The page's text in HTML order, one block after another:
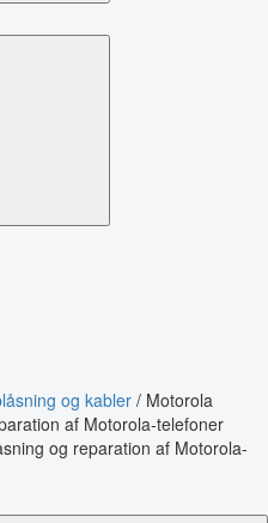
og kabler/ Motorola
af Motorola-telefoner